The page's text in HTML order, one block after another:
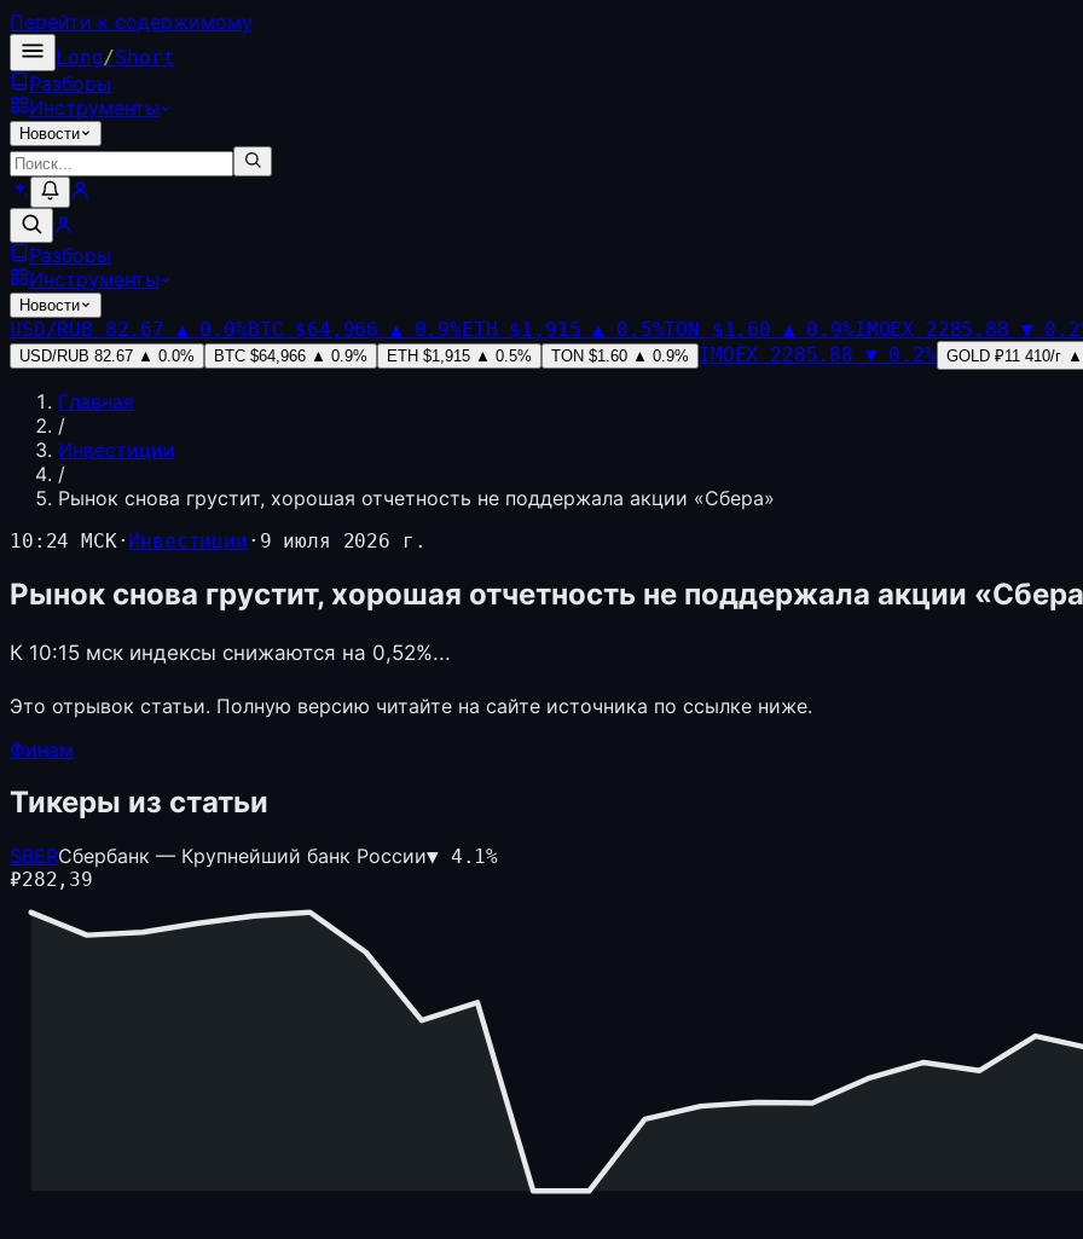
Перейти к содержимому
Long/Short
Разборы
Инструменты
Новости
Разборы
Инструменты
Новости
USD/RUB 82.67 ▲ 0.0%BTC $64,966 ▲ 0.9%ETH $1,915 ▲ 0.5%TON $1.60 ▲ 0.9%IMOEX 2285.88 ▼ 0.2
USD/RUB 82.67 ▲ 0.0% BTC $64,966 ▲ 0.9% ETH $1,915 ▲ 0.5% TON $1.60 ▲ 0.9% IMOEX 2285.88 ▼ 0.2% GOLD ₽11 410/г ▲
Главная
/
Инвестиции
/
Рынок снова грустит, хорошая отчетность не поддержала акции «Сбера»
10:24 МСК· Инвестиции · 9 июля 2026 г.
Рынок снова грустит, хорошая отчетность не поддержала акции
К 10:15 мск индексы снижаются на 0,52%...
Это отрывок статьи. Полную версию читайте на сайте источника по ссылке ниже.
Финам
Тикеры из статьи
SBERСбербанк — Крупнейший банк России▼ 4.1%
₽282,39